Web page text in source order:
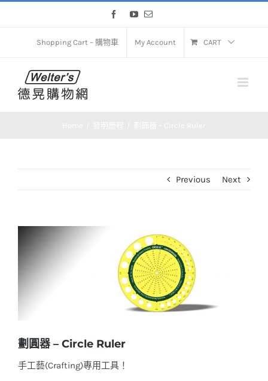
FacebookYouTube
Email
Shopping Cart – 購物車 My Account CART
Previous Next
劃圓器 – Circle Ruler
手工藝(Crafting)專用工具！